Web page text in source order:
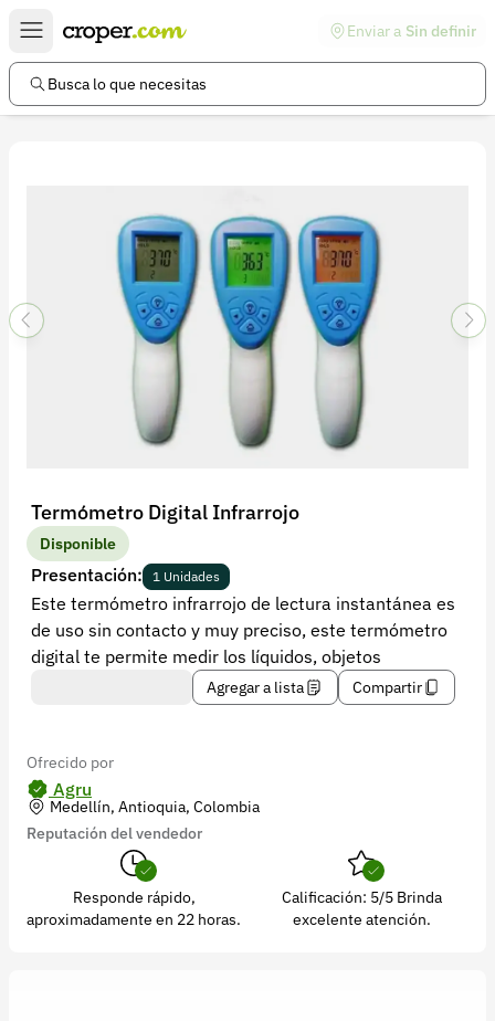
Enviar a Sin definir
Busca lo que necesitas
Termómetro Digital Infrarrojo
Disponible
Presentación: 1 Unidades
Este termómetro infrarrojo de lectura instantánea es
de uso sin contacto y muy preciso, este termómetro
digital te permite medir los líquidos, objetos
Agregar a lista Compartir
Ofrecido por
Agru
Medellín, Antioquia, Colombia
Reputación del vendedor
Responde rápido,
aproximadamente en 22 horas.
Calificación: 5/5 Brinda
excelente atención.
Enlaces de interés
Preguntas frecuentes
Términos y condiciones
Política de devoluciones
Política de privacidad
Recuperar contraseña
Contacto
Soporte
+57 323 2931928
Versión 5.45.0
Síguenos